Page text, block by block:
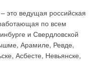
это ведущая российская
по всем
и Свердловской
Арамиле, Ревде,
Асбесте, Невьянске,